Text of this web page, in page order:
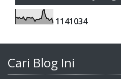
1141034
Cari Blog Ini